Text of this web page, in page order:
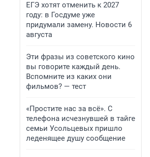
ЕГЭ хотят отменить к 2027
году: в Госдуме уже
придумали замену. Новости 6
августа
Эти фразы из советского кино
вы говорите каждый день.
Вспомните из каких они
фильмов? — тест
«Простите нас за всё». С
телефона исчезнувшей в тайге
семьи Усольцевых пришло
леденящее душу сообщение